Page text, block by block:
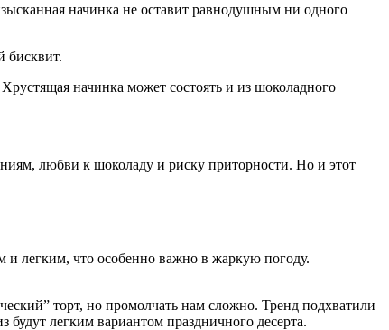
начинка не оставит равнодушным ни одного
бисквит.
начинка может состоять и из шоколадного
любви к шоколаду и риску приторности. Но и этот
и легким, что особенно важно в жаркую погоду.
торт, но промолчать нам сложно. Тренд подхватили
легким вариантом праздничного десерта.